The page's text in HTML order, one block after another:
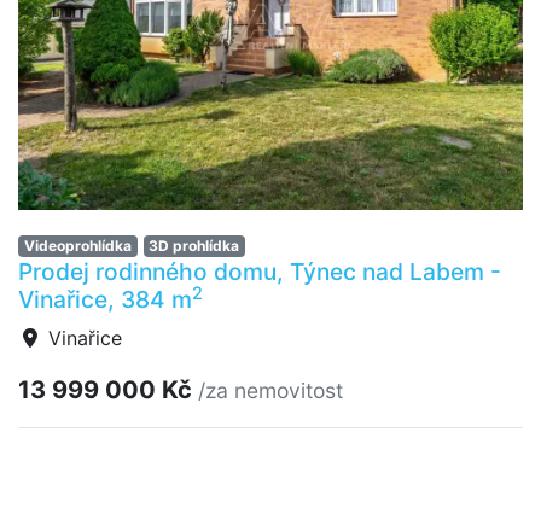
Videoprohlídka 3D prohlídka
Prodej rodinného domu, Týnec nad Labem -
Vinařice, 384 m2
Vinařice
13 999 000 Kč /za nemovitost